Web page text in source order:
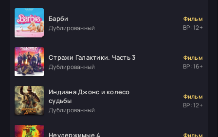
Барби
Дублированный
Фильм
ВР: 12+
Стражи Галактики. Часть 3
Дублированный
Фильм
ВР: 16+
Индиана Джонс и колесо
судьбы
Дублированный
Фильм
ВР: 12+
Неудержимые 4
Фильм